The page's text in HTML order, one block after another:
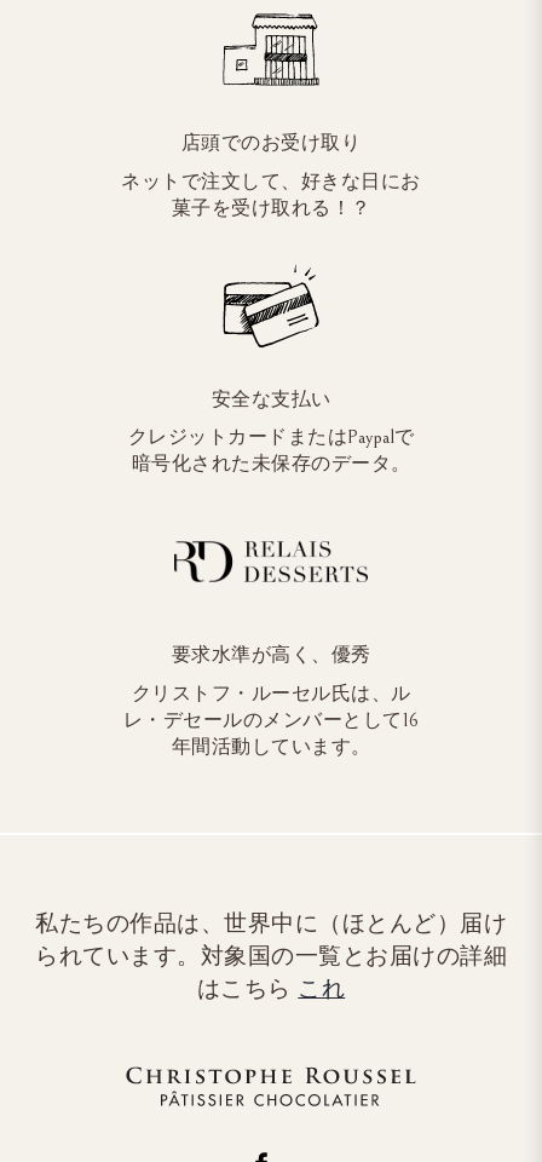
店頭でのお受け取り
ネットで注文して、好きな日にお
菓子を受け取れる！？
安全な支払い
クレジットカードまたはPaypalで
暗号化された未保存のデータ。
要求水準が高く、優秀
クリストフ・ルーセル氏は、ル
レ・デセールのメンバーとして16
年間活動しています。
私たちの作品は、世界中に（ほとんど）届け
られています。対象国の一覧とお届けの詳細
はこちら これ